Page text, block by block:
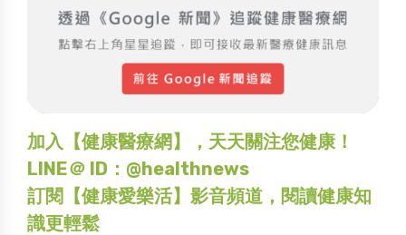
加入【健康醫療網】，天天關注您健康！
LINE＠ ID：@healthnews
訂閱【健康愛樂活】影音頻道，閱讀健康知
識更輕鬆